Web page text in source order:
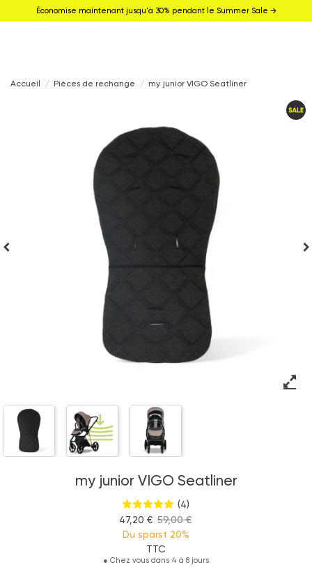
Économise maintenant jusqu'à 30% pendant le Summer Sale →
Accueil Pièces de rechange my junior VIGO Seatliner
my junior VIGO Seatliner
(4)
47,20 € 59,00 €
Du sparst 20%
TTC
● Chez vous dans 4 à 8 jours